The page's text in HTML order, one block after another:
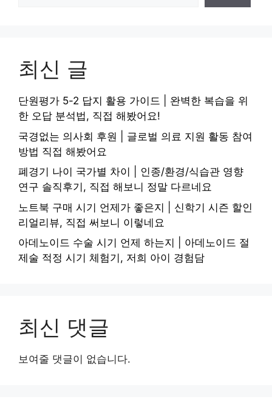
최신 글
단원평가 5-2 답지 활용 가이드 | 완벽한 복습을 위
한 오답 분석법, 직접 해봤어요!
국경없는 의사회 후원 | 글로벌 의료 지원 활동 참여
방법 직접 해봤어요
폐경기 나이 국가별 차이 | 인종/환경/식습관 영향
연구 솔직후기, 직접 해보니 정말 다르네요
노트북 구매 시기 언제가 좋은지 | 신학기 시즌 할인
리얼리뷰, 직접 써보니 이렇네요
아데노이드 수술 시기 언제 하는지 | 아데노이드 절
제술 적정 시기 체험기, 저희 아이 경험담
최신 댓글
보여줄 댓글이 없습니다.